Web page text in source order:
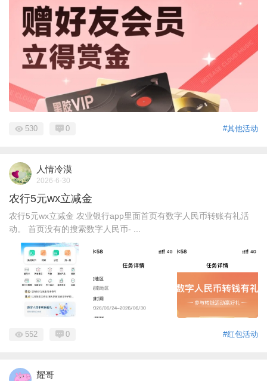
#其他活动
530 0
人情冷漠
2026-6-30
农行5元wx立减金
农行5元wx立减金 农业银行app里面首页有数字人民币转账有礼活
动。 首页没有的搜索数字人民币- ...
#红包活动
552 0
耀哥